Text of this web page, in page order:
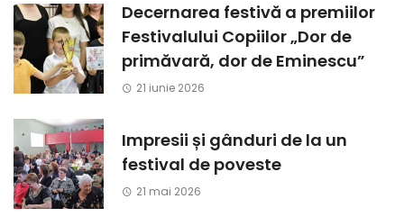
Decernarea festivă a premiilor
Festivalului Copiilor „Dor de
primăvară, dor de Eminescu”
21 iunie 2026
Impresii și gânduri de la un
festival de poveste
21 mai 2026